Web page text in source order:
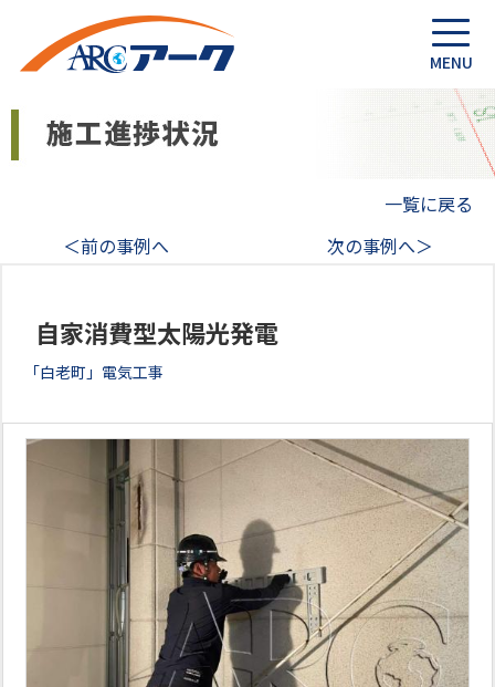
一覧に戻る
＜前の事例へ
次の事例へ＞
自家消費型太陽光発電
「白老町」電気工事